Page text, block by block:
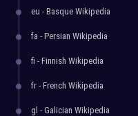
eu - Basque Wikipedia
fa - Persian Wikipedia
fi - Finnish Wikipedia
fr - French Wikipedia
gl - Galician Wikipedia